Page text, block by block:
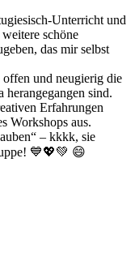
Unterricht und
schöne
das mir selbst
und neugierig die
herangegangen sind.
Erfahrungen
Workshops aus.
– kkkk, sie
💙💖💚 😄